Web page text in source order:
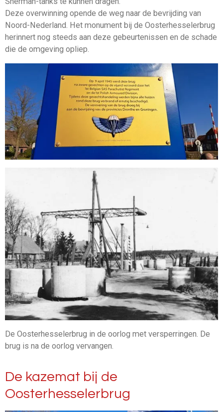
Deze overwinning opende de weg naar de bevrijding van
Noord-Nederland. Het monument bij de Oosterhesselerbrug
herinnert nog steeds aan deze gebeurtenissen en de schade
die de omgeving opliep.
De Oosterhesselerbrug in de oorlog met versperringen. De
brug is na de oorlog vervangen.
De kazemat bij de
Oosterhesselerbrug